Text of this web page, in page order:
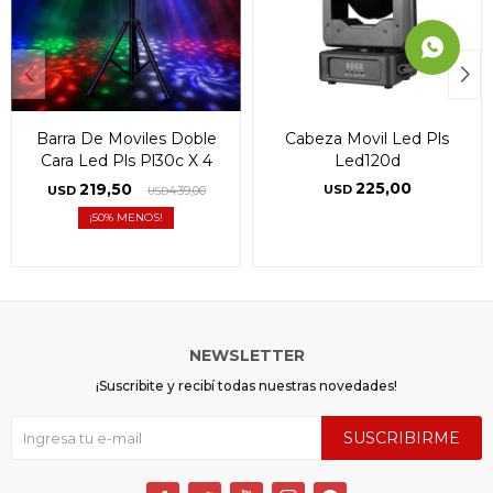
Barra De Moviles Doble
Cara Led Pls Pl30c X 4
USD 219,50 USD439,00
50
Cabeza Movil Led Pls
Led120d
USD 225,00
NEWSLETTER
¡Suscribite y recibí todas nuestras novedades!
SUSCRIBIRME